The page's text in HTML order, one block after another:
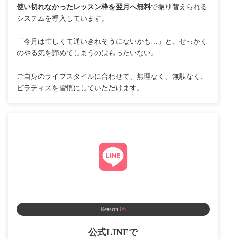
使い切れなかったレッスン枠を翌月へ無料で振り替えられる
システムを導入しています。
「今月は忙しくて通いきれそうにないかも…」と、せっかく
のやる気を諦めてしまうのはもったいない。
ご自身のライフスタイルに合わせて、無理なく、無駄なく、
ピラティスを習慣にしていただけます。
Reason 05
公式LINEで